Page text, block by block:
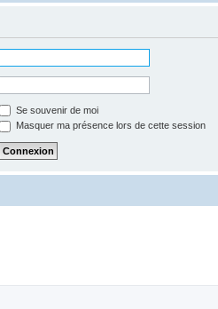
Se souvenir de moi
Masquer ma présence lors de cette session